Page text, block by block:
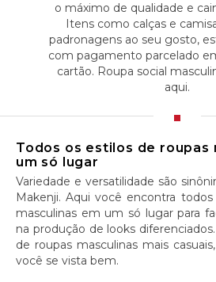
o máximo de qualidade e
Itens como calças e
padronagens ao seu gosto,
com pagamento parcelado
cartão. Roupa social
aqui.
Todos os estilos de roupas
um só lugar
Variedade e versatilidade são
Makenji. Aqui você encontra
masculinas em um só lugar para
na produção de looks
de roupas masculinas mais
você se vista bem.